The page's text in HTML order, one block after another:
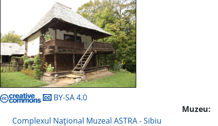
BY-SA 4.0
Muzeu:
Complexul Naţional Muzeal ASTRA - Sibiu